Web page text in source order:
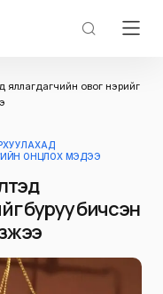
яллагдагчийн овог нэрийг
ОНЦЛОХ МЭДЭЭ
буруу бичсэн